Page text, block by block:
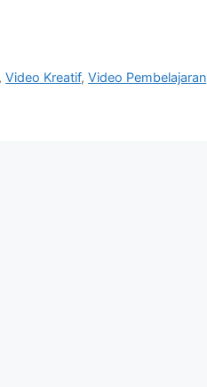
,Video Kreatif,Video Pembelajaran